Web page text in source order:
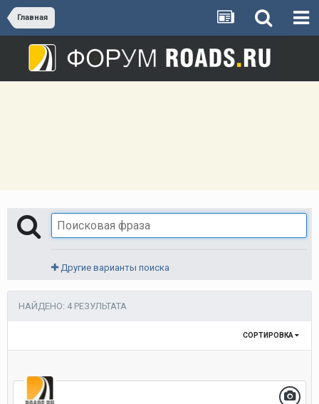
Главная
Другие варианты поиска
НАЙДЕНО: 4 РЕЗУЛЬТАТА
СОРТИРОВКА